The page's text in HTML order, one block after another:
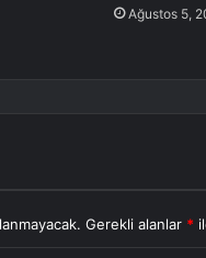
Ağustos 5,
Gerekli alanlar *